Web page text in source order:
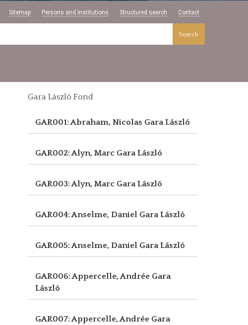
Sitemap Persons and Institutions Structured search Contact
Search
Gara László Fond
GAR001: Abraham, Nicolas Gara László
GAR002: Alyn, Marc Gara László
GAR003: Alyn, Marc Gara László
GAR004: Anselme, Daniel Gara László
GAR005: Anselme, Daniel Gara László
GAR006: Appercelle, Andrée Gara
László
GAR007: Appercelle, Andrée Gara